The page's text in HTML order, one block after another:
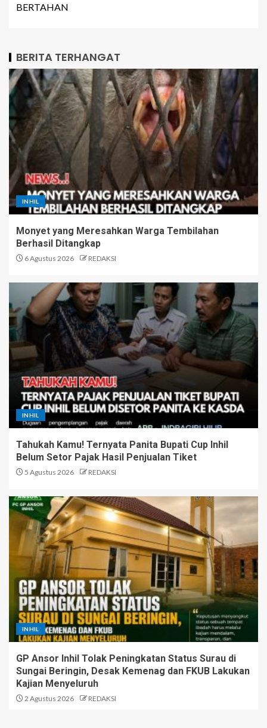
BERTAHAN
BERITA TERHANGAT
INHIL
Monyet yang Meresahkan Warga Tembilahan
Berhasil Ditangkap
6 Agustus 2026 REDAKSI
INHIL
Tahukah Kamu! Ternyata Panita Bupati Cup Inhil
Belum Setor Pajak Hasil Penjualan Tiket
5 Agustus 2026 REDAKSI
INHIL
GP Ansor Inhil Tolak Peningkatan Status Surau di
Sungai Beringin, Desak Kemenag dan FKUB Lakukan
Kajian Menyeluruh
2 Agustus 2026 REDAKSI